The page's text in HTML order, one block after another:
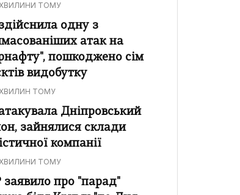
ТОМУ
одну з
атак на
пошкоджено сім
видобутку
ТОМУ
Дніпровський
зайнялися склади
компанії
ТОМУ
заявило про "парад"